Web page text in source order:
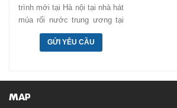
trình mới tại Hà nội tại nhà hát
múa rối nước trung ương tại
phố Trường Chinh. Nghệ thuật
kết hợp truyền thống và
GỬI YÊU CẦU
MAP